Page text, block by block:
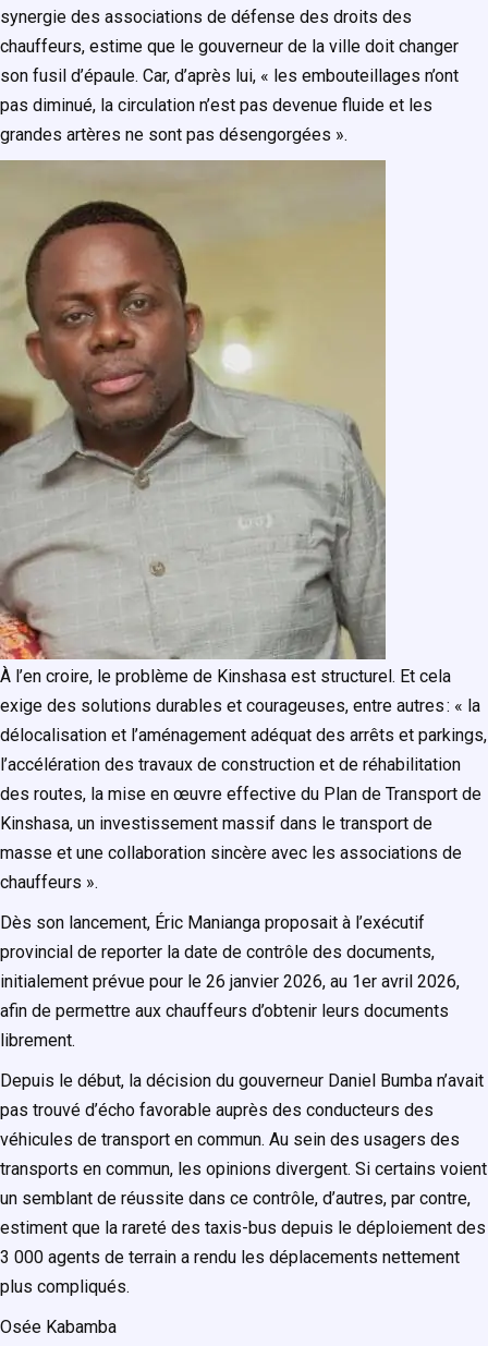
synergie des associations de défense des droits des
chauffeurs, estime que le gouverneur de la ville doit changer
son fusil d’épaule. Car, d’après lui, « les embouteillages n’ont
pas diminué, la circulation n’est pas devenue fluide et les
grandes artères ne sont pas désengorgées ».
À l’en croire, le problème de Kinshasa est structurel. Et cela
exige des solutions durables et courageuses, entre autres : « la
délocalisation et l’aménagement adéquat des arrêts et parkings,
l’accélération des travaux de construction et de réhabilitation
des routes, la mise en œuvre effective du Plan de Transport de
Kinshasa, un investissement massif dans le transport de
masse et une collaboration sincère avec les associations de
chauffeurs ».
Dès son lancement, Éric Manianga proposait à l’exécutif
provincial de reporter la date de contrôle des documents,
initialement prévue pour le 26 janvier 2026, au 1er avril 2026,
afin de permettre aux chauffeurs d’obtenir leurs documents
librement.
Depuis le début, la décision du gouverneur Daniel Bumba n’avait
pas trouvé d’écho favorable auprès des conducteurs des
véhicules de transport en commun. Au sein des usagers des
transports en commun, les opinions divergent. Si certains voient
un semblant de réussite dans ce contrôle, d’autres, par contre,
estiment que la rareté des taxis-bus depuis le déploiement des
3 000 agents de terrain a rendu les déplacements nettement
plus compliqués.
Osée Kabamba